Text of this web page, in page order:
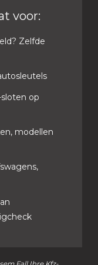
voor:
Zelfde
op
modellen